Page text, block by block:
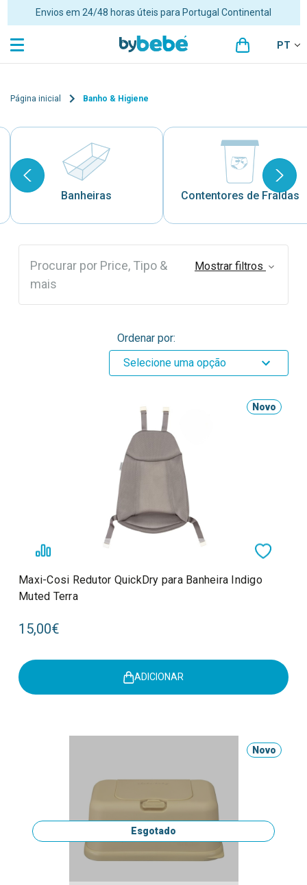
Envios em 24/48 horas úteis para Portugal Continental
PT
Página inicial Banho & Higiene
Banheiras Contentores de Fraldas
Procurar por Price, Tipo &
mais
Mostrar filtros
Ordenar por:
Selecione uma opção
Novo
Maxi-Cosi Redutor QuickDry para Banheira Indigo
Muted Terra
15,00€
ADICIONAR
Novo
Esgotado